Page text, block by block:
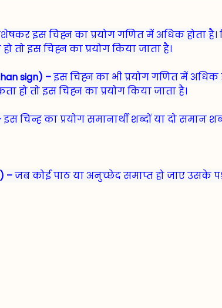
इस चिह्न का प्रयोग गणित में अधिक होता है।
तो इस चिह्न का प्रयोग किया जाता है।
sign) –इस चिह्न का भी प्रयोग गणित में अधिक
हो तो इस चिह्न का प्रयोग किया जाता है।
इस चिन्ह का प्रयोग समानार्थी शब्दों या दो समान
–जब कोई पाठ या अनुच्छेद समाप्त हो जाए उसके